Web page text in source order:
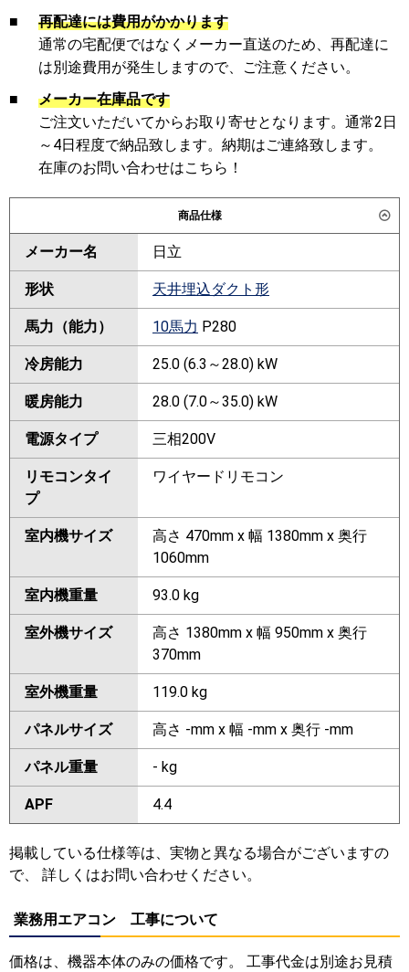
■
再配達には費用がかかります
通常の宅配便ではなくメーカー直送のため、再配達に
は別途費用が発生しますので、ご注意ください。
■
メーカー在庫品です
ご注文いただいてからお取り寄せとなります。通常2日
～4日程度で納品致します。納期はご連絡致します。
在庫のお問い合わせはこちら！
商品仕様
メーカー名 日立
形状 天井埋込ダクト形
馬力（能力） 10馬力 P280
冷房能力 25.0 (6.3～28.0) kW
暖房能力 28.0 (7.0～35.0) kW
電源タイプ 三相200V
リモコンタイ
プ
ワイヤードリモコン
室内機サイズ
高さ 470mm x 幅 1380mm x 奥行
1060mm
室内機重量 93.0 kg
室外機サイズ
高さ 1380mm x 幅 950mm x 奥行
370mm
室外機重量 119.0 kg
パネルサイズ 高さ -mm x 幅 -mm x 奥行 -mm
パネル重量 - kg
APF 4.4
掲載している仕様等は、実物と異なる場合がございますの
で、 詳しくはお問い合わせください。
業務用エアコン 工事について
価格は、機器本体のみの価格です。 工事代金は別途お見積